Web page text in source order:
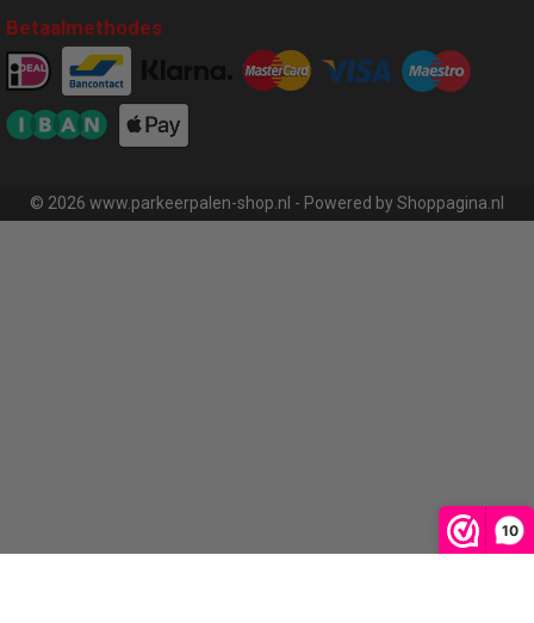
10
Betaalmethodes
© 2026 www.parkeerpalen-shop.nl - Powered by Shoppagina.nl